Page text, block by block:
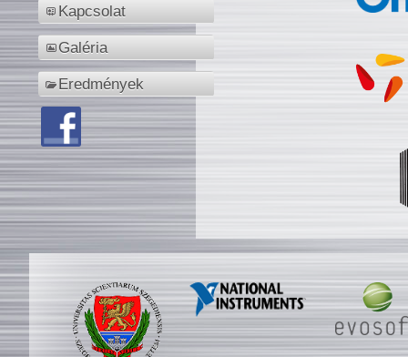
Kapcsolat
Galéria
Eredmények